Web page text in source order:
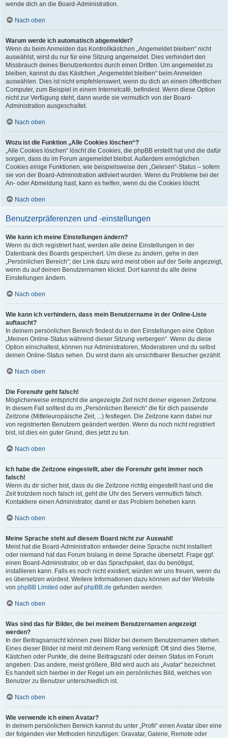
wende dich an die Board-Administration.
Nach oben
Warum werde ich automatisch abgemeldet?
Wenn du beim Anmelden das Kontrollkästchen „Angemeldet bleiben“ nicht
auswählst, wirst du nur für eine Sitzung angemeldet. Dies verhindert den
Missbrauch deines Benutzerkontos durch einen Dritten. Um angemeldet zu
bleiben, kannst du das Kästchen „Angemeldet bleiben“ beim Anmelden
auswählen. Dies ist nicht empfehlenswert, wenn du dich an einem öffentlichen
Computer, zum Beispiel in einem Internetcafé, befindest. Wenn diese Option
nicht zur Verfügung steht, dann wurde sie vermutlich von der Board-
Administration ausgeschaltet.
Nach oben
Wozu ist die Funktion „Alle Cookies löschen“?
„Alle Cookies löschen“ löscht die Cookies, die phpBB erstellt hat und die dafür
sorgen, dass du im Forum angemeldet bleibst. Außerdem ermöglichen
Cookies einige Funktionen, wie beispielsweise den „Gelesen“-Status – sofern
sie von der Board-Administration aktiviert wurden. Wenn du Probleme bei der
An- oder Abmeldung hast, kann es helfen, wenn du die Cookies löscht.
Nach oben
Benutzerpräferenzen und -einstellungen
Wie kann ich meine Einstellungen ändern?
Wenn du dich registriert hast, werden alle deine Einstellungen in der
Datenbank des Boards gespeichert. Um diese zu ändern, gehe in den
„Persönlichen Bereich“; der Link dazu wird meist oben auf der Seite angezeigt,
wenn du auf deinen Benutzernamen klickst. Dort kannst du alle deine
Einstellungen ändern.
Nach oben
Wie kann ich verhindern, dass mein Benutzername in der Online-Liste
auftaucht?
In deinem persönlichen Bereich findest du in den Einstellungen eine Option
„Meinen Online-Status während dieser Sitzung verbergen“. Wenn du diese
Option einschaltest, können nur Administratoren, Moderatoren und du selbst
deinen Online-Status sehen. Du wirst dann als unsichtbarer Besucher gezählt.
Nach oben
Die Forenuhr geht falsch!
Möglicherweise entspricht die angezeigte Zeit nicht deiner eigenen Zeitzone.
In diesem Fall solltest du im „Persönlichen Bereich“ die für dich passende
Zeitzone (Mitteleuropäische Zeit, ...) festlegen. Die Zeitzone kann dabei nur
von registrierten Benutzern geändert werden. Wenn du noch nicht registriert
bist, ist dies ein guter Grund, dies jetzt zu tun.
Nach oben
Ich habe die Zeitzone eingestellt, aber die Forenuhr geht immer noch
falsch!
Wenn du dir sicher bist, dass du die Zeitzone richtig eingestellt hast und die
Zeit trotzdem noch falsch ist, geht die Uhr des Servers vermutlich falsch.
Kontaktiere einen Administrator, damit er das Problem beheben kann.
Nach oben
Meine Sprache steht auf diesem Board nicht zur Auswahl!
Meist hat die Board-Administration entweder deine Sprache nicht installiert
oder niemand hat das Forum bislang in deine Sprache übersetzt. Frage ggf.
einen Board-Administrator, ob er das Sprachpaket, das du benötigst,
installieren kann. Falls es noch nicht existiert, würden wir uns freuen, wenn du
es übersetzen würdest. Weitere Informationen dazu können auf der Website
von phpBB Limited oder aufphpBB.de gefunden werden.
Nach oben
Was sind das für Bilder, die bei meinem Benutzernamen angezeigt
werden?
In der Beitragsansicht können zwei Bilder bei deinem Benutzernamen stehen.
Eines dieser Bilder ist meist mit deinem Rang verknüpft: Oft sind dies Sterne,
Kästchen oder Punkte, die deine Beitragszahl oder deinen Status im Forum
angeben. Das andere, meist größere, Bild wird auch als „Avatar“ bezeichnet.
Es handelt sich hierbei in der Regel um ein persönliches Bild, welches von
Benutzer zu Benutzer unterschiedlich ist.
Nach oben
Wie verwende ich einen Avatar?
In deinem persönlichen Bereich kannst du unter „Profil“ einen Avatar über eine
der folgenden vier Methoden hinzufügen: Gravatar, Galerie, Remote oder